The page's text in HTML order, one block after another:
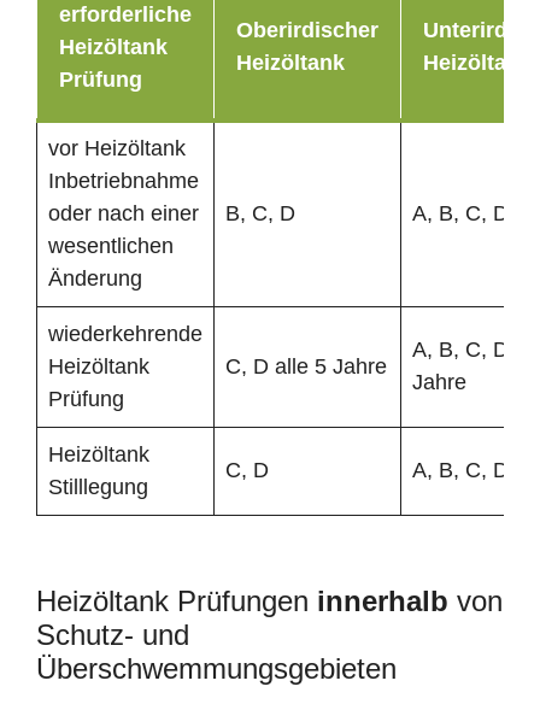
erforderliche
Heizöltank
Prüfung
Oberirdischer
Heizöltank
Heizöltank
vor Heizöltank
Inbetriebnahme
oder nach einer
wesentlichen
Änderung
B, C, D A, B, C, D
wiederkehrende
Heizöltank
Prüfung
C, D alle 5 Jahre
A, B, C, D
Jahre
Heizöltank
Stilllegung
C, D A, B, C, D
Heizöltank Prüfungen innerhalb von
Schutz- und
Überschwemmungsgebieten